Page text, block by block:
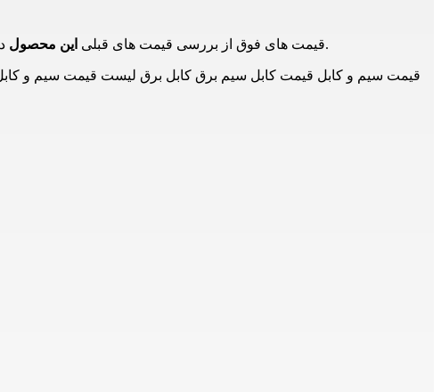
قیمت های فوق از بررسی قیمت های قبلی این محصول در بازار و تامین کنندگان دیگر است و برای اطلاع از حدود قیمت ها است و ممکن است هم اکنون این محصول دارای قیمت جدید باشد.
قیمت سیم و کابل قیمت کابل سیم برق کابل برق لیست قیمت سیم و